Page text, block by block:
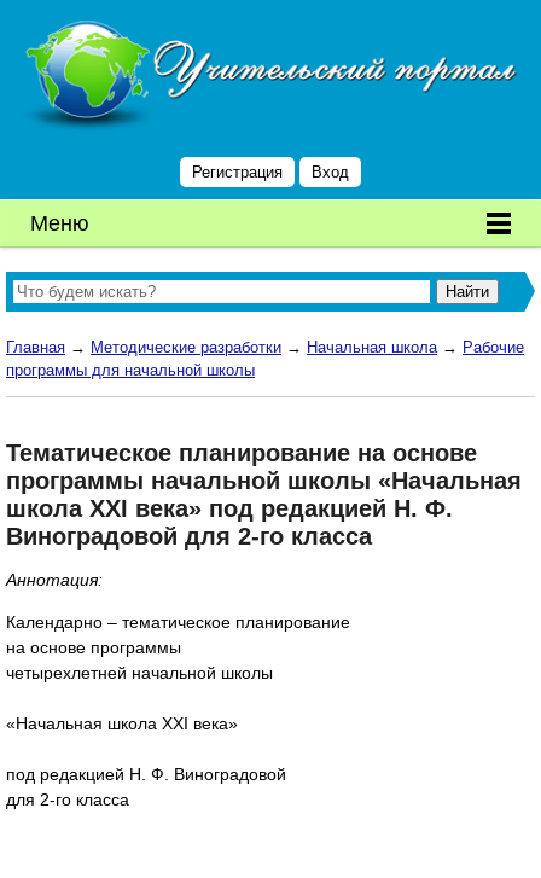
Регистрация Вход
Меню
Главная → Методические разработки → Начальная школа→ Рабочие
программы для начальной школы
Тематическое планирование на основе
программы начальной школы «Начальная
школа XXI века» под редакцией Н. Ф.
Виноградовой для 2-го класса
Аннотация:
Календарно – тематическое планирование
на основе программы
четырехлетней начальной школы
«Начальная школа XXI века»
под редакцией Н. Ф. Виноградовой
для 2-го класса